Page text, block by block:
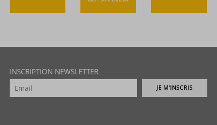
INSCRIPTION NEWSLETTER
JE M'INSCRIS